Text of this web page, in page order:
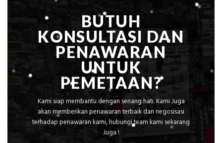
BUTUH
KONSULTASI DAN
PENAWARAN
UNTUK
PEMETAAN?
Kami siap membantu dengan senang hati. Kami Juga
akan memberikan penawaran terbaik dan negosisasi
terhadap penawaran kami, hubungi team kami sekarang
Juga !